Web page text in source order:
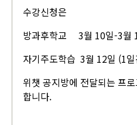
수강신청은
방과후학교 3월 10일-3월
자기주도학습 3월 12일 (1일
위챗 공지방에 전달되는 프
합니다.